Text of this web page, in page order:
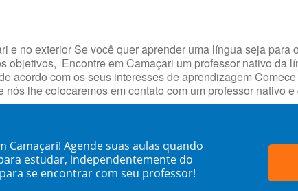
e no exterior Se você quer aprender uma língua seja para
objetivos, Encontre em Camaçari um professor nativo da
acordo com os seus interesses de aprendizagem
lhe colocaremos em contato com um professor nativo
Camaçari! Agende suas aulas quando
estudar, independentemente do
se encontrar com seu professor!